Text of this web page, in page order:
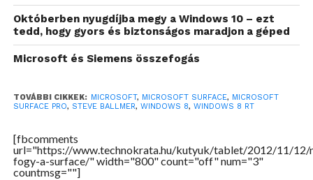
Októberben nyugdíjba megy a Windows 10 – ezt
tedd, hogy gyors és biztonságos maradjon a géped
Microsoft és Siemens összefogás
TOVÁBBI CIKKEK: MICROSOFT, MICROSOFT SURFACE, MICROSOFT
SURFACE PRO, STEVE BALLMER, WINDOWS 8, WINDOWS 8 RT
[fbcomments
url="https://www.technokrata.hu/kutyuk/tablet/2012/11/12/
fogy-a-surface/" width="800" count="off" num="3"
countmsg=""]